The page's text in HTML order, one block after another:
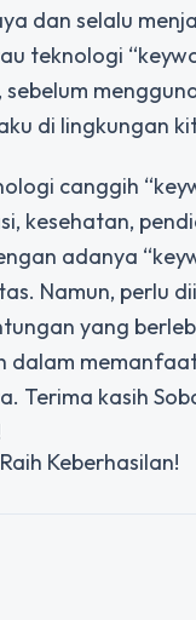
dan selalu
teknologi
di lingkungan
canggih
kesehatan,
adanya
Namun, perlu
yang
dalam
Terima kasih
Keberhasilan!